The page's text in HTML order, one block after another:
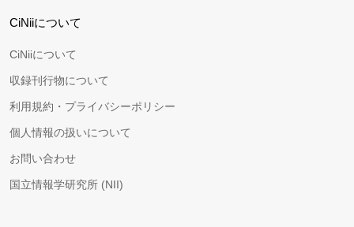
CiNiiについて
CiNiiについて
収録刊行物について
利用規約・プライバシーポリシー
個人情報の扱いについて
お問い合わせ
国立情報学研究所 (NII)